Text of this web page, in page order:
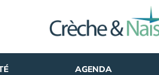
AGENDA